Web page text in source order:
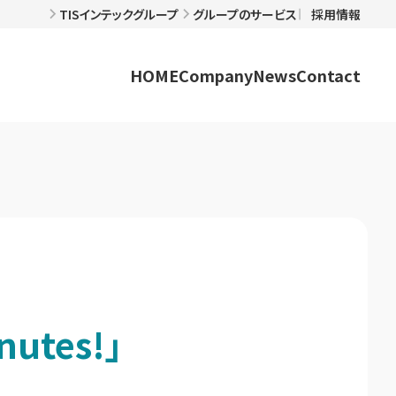
TISインテックグループ グループのサービス 採用情報
HOMECompanyNewsContact
」